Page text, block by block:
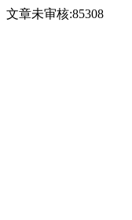
文章未审核:85308